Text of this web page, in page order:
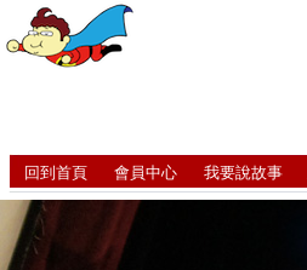
回到首頁 會員中心 我要說故事